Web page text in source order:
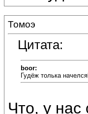
Томоэ
Цитата:
boor:
Гудёж толька
Что, у нас